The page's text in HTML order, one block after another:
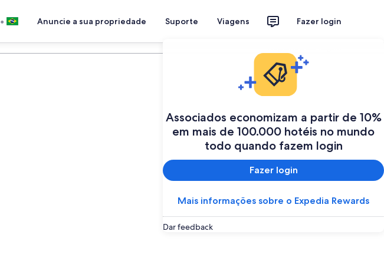
• Anuncie a sua propriedade Suporte Viagens Fazer login
Associados economizam a partir de 10%
em mais de 100.000 hotéis no mundo
todo quando fazem login
Fazer login
Mais informações sobre o Expedia Rewards
Dar feedback